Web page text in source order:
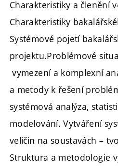
Charakteristiky a členění
Charakteristiky
Systémové pojetí
projektu.Problémové
vymezení a komplexní
a metody k řešení
systémová analýza,
modelování. Vytváření
veličin na soustavách –
Struktura a metodologie